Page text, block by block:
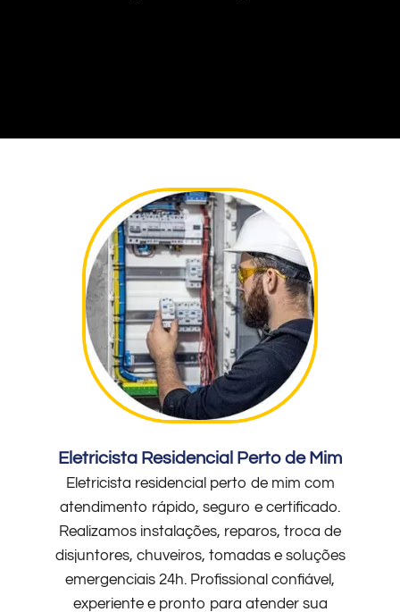
Eletricista Residencial Perto de Mim
Eletricista residencial perto de mim com
atendimento rápido, seguro e certificado.
Realizamos instalações, reparos, troca de
disjuntores, chuveiros, tomadas e soluções
emergenciais 24h. Profissional confiável,
experiente e pronto para atender sua